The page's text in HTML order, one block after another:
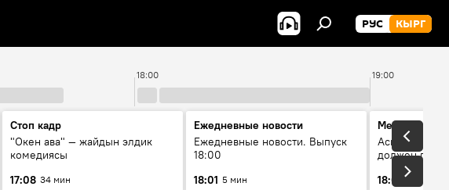
РУС КЫРГ
18:00 19:00
Стоп кадр
"Окен ава" — жайдын элдик
комедиясы
17:08 34 мин
Ежедневные новости
Ежедневные новости. Выпуск
18:00
18:01 5 мин
Меняющие
Аскар
должен
18:06